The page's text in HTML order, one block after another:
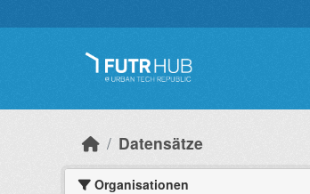
Datensätze
Organisationen